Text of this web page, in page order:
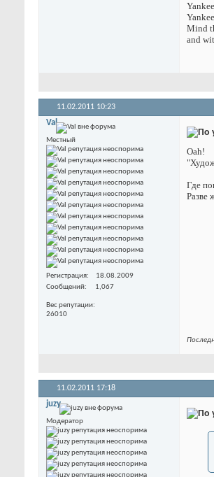
Mind
and
11.02.2011 10:23
Val
Местный
Регистрация
18.08.2009
Сообщений
1,067
Вес репутации
26010
Oah!
Где
Разве
11.02.2011 17:18
juzy
Модератор